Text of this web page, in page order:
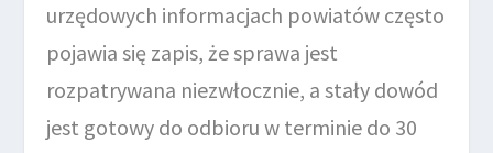
urzędowych informacjach powiatów często
pojawia się zapis, że sprawa jest
rozpatrywana niezwłocznie, a stały dowód
jest gotowy do odbioru w terminie do 30